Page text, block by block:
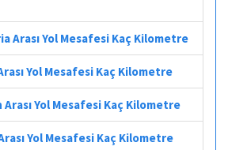
Arası Yol Mesafesi Kaç Kilometre
Yol Mesafesi Kaç Kilometre
Yol Mesafesi Kaç Kilometre
Yol Mesafesi Kaç Kilometre